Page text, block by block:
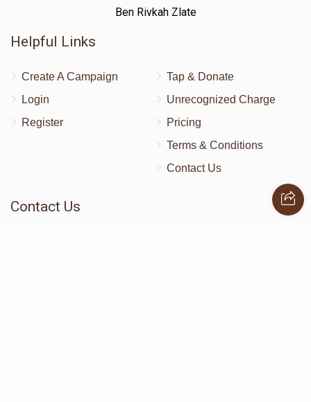
Ben Rivkah Zlate
Helpful Links
Create A Campaign
Login
Register
Tap & Donate
Unrecognized Charge
Pricing
Terms & Conditions
Contact Us
Contact Us